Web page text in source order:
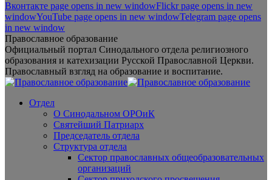
Вконтакте page opens in new windowFlickr page opens in new
windowYouTube page opens in new windowTelegram page opens
in new window
Православное образование
Официальный портал Синодального отдела религиозного
образования и катехизации Русской Православной Церкви.
Православный взгляд на образование и воспитание.
Отдел
О Синодальном ОРОиК
Святейший Патриарх
Председатель отдела
Структура отдела
Сектор православных общеобразовательных
организаций